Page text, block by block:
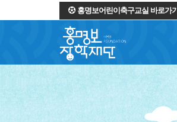
홍명보어린이축구교실 바로가기